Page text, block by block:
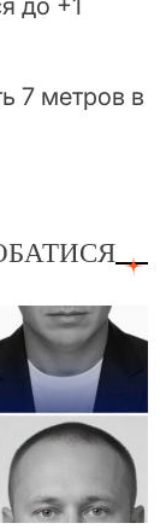
до +1
7 метров в